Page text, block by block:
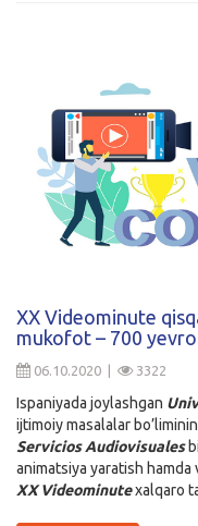
XX Videominute
mukofot – 700
06.10.2020 | 3322
Ispaniyada joylashgan
ijtimoiy masalalar
Servicios Audiovisuales
animatsiya yaratish
XX Videominutexalqaro